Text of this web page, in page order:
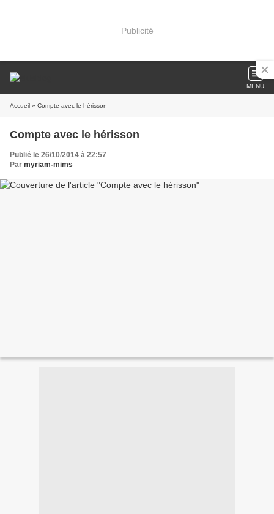
Publicité
MENU
Accueil » Compte avec le hérisson
Compte avec le hérisson
Publié le 26/10/2014 à 22:57
Par myriam-mims